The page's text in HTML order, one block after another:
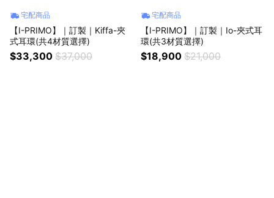
宅配商品
【I-PRIMO】｜訂製｜Kiffa-夾
式耳環(共4材質選擇)
$33,300 $37,000
宅配商品
【I-PRIMO】｜訂製｜Io-夾式耳
環(共3材質選擇)
$18,900 $21,000